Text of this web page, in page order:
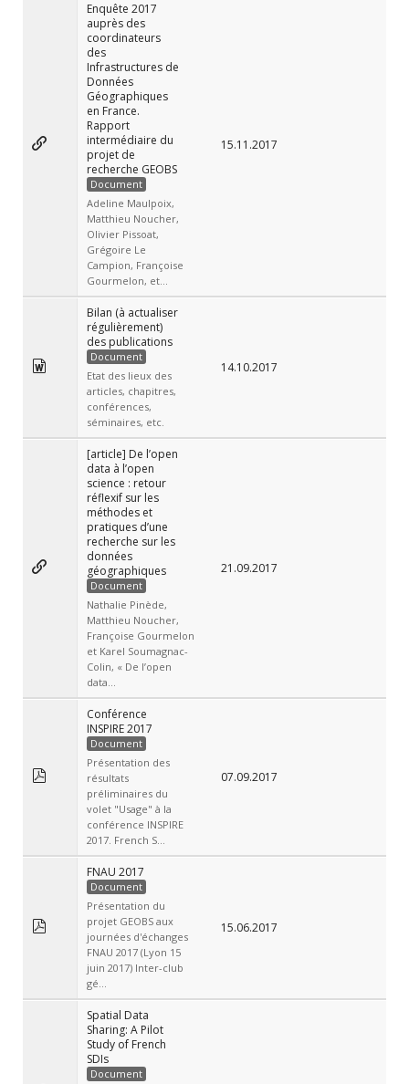
Enquête 2017
auprès des
coordinateurs
des
Infrastructures de
Données
Géographiques
en France.
Rapport
intermédiaire du
projet de
recherche GEOBS
Document
Adeline Maulpoix,
Matthieu Noucher,
Olivier Pissoat,
Grégoire Le
Campion, Françoise
Gourmelon, et...
15.11.2017
Bilan (à actualiser
régulièrement)
des publications
Document
Etat des lieux des
articles, chapitres,
conférences,
séminaires, etc.
14.10.2017
[article] De l’open
data à l’open
science : retour
réflexif sur les
méthodes et
pratiques d’une
recherche sur les
données
géographiques
Document
Nathalie Pinède,
Matthieu Noucher,
Françoise Gourmelon
et Karel Soumagnac-
Colin, « De l’open
data...
21.09.2017
Conférence
INSPIRE 2017
Document
Présentation des
résultats
préliminaires du
volet "Usage" à la
conférence INSPIRE
2017. French S...
07.09.2017
FNAU 2017
Document
Présentation du
projet GEOBS aux
journées d'échanges
FNAU 2017 (Lyon 15
juin 2017) Inter-club
gé...
15.06.2017
Spatial Data
Sharing: A Pilot
Study of French
SDIs
Document